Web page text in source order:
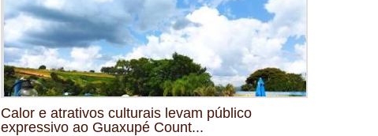
Calor e atrativos culturais levam público
expressivo ao Guaxupé Count...